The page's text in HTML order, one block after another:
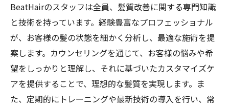
施術環境が与えるメンタルヘルスへの影響
BeatHairのリラクゼーションメニュー紹介
お客様の声：心身ともにリフレッシュでき
る体験
松江市の気候に合わせた髪質改善ケアで健康美
髪を手に入れる方法
BeatHairのスタッフは全員、髪質改善に関する専門知識
と技術を持っています。経験豊富なプロフェッショナル
が、お客様の髪の状態を細かく分析し、最適な施術を提
案します。カウンセリングを通じて、お客様の悩みや希
望をしっかりと理解し、それに基づいたカスタマイズケ
アを提供することで、理想的な髪質を実現します。ま
た、定期的にトレーニングや最新技術の導入を行い、常